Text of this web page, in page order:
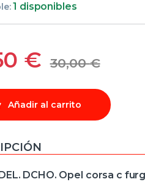
1 disponibles
€ 30,00€
Añadir al carrito
DCHO. Opel corsa c